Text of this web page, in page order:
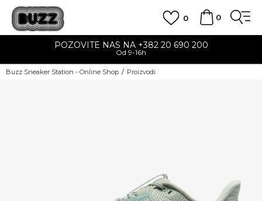
0
0
POZOVITE NAS NA +382 20 690 200
Od 9-16h
Buzz Sneaker Station - Online Shop Proizvodi